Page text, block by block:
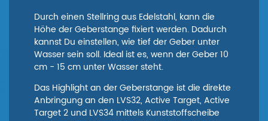
Durch einen Stellring aus Edelstahl, kann die
Höhe der Geberstange fixiert werden. Dadurch
kannst Du einstellen, wie tief der Geber unter
Wasser sein soll. Ideal ist es, wenn der Geber 10
cm - 15 cm unter Wasser steht.
Das Highlight an der Geberstange ist die direkte
Anbringung an den LVS32, Active Target, Active
Target 2 und LVS34 mittels Kunststoffscheibe